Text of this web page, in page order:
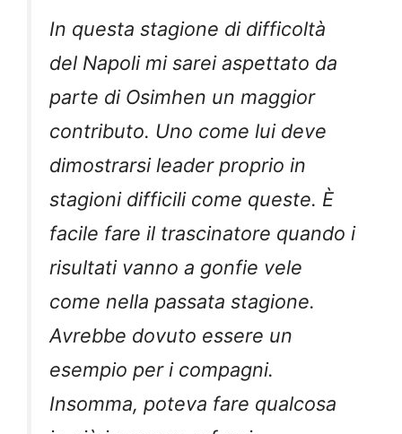
In questa stagione di difficoltà
del Napoli mi sarei aspettato da
parte di Osimhen un maggior
contributo. Uno come lui deve
dimostrarsi leader proprio in
stagioni difficili come queste. È
facile fare il trascinatore quando i
risultati vanno a gonfie vele
come nella passata stagione.
Avrebbe dovuto essere un
esempio per i compagni.
Insomma, poteva fare qualcosa